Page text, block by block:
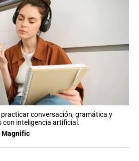
conversación, gramática y
con inteligencia artificial.
Magnific